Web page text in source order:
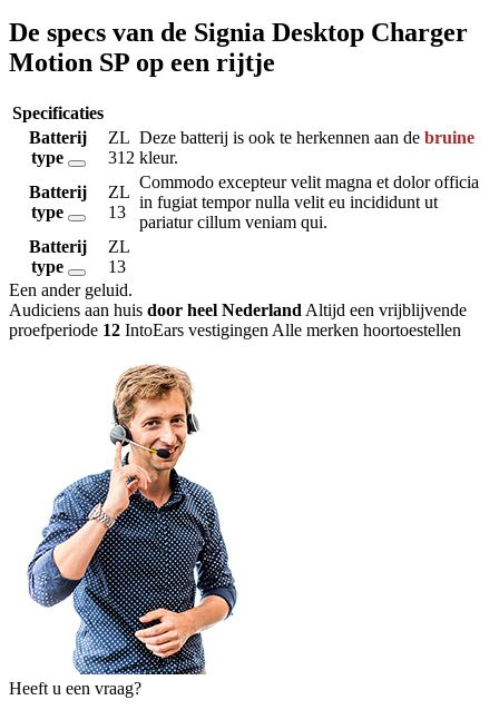
De specs van de Signia Desktop Charger
Motion SP op een rijtje
Specificaties
Batterij
type
ZL
312
Deze batterij is ook te herkennen aan de bruine
kleur.
Batterij
type
ZL
13
Commodo excepteur velit magna et dolor officia
in fugiat tempor nulla velit eu incididunt ut
pariatur cillum veniam qui.
Batterij
type
ZL
13
Een ander geluid.
Audiciens aan huis door heel Nederland Altijd een vrijblijvende
proefperiode 12 IntoEars vestigingen Alle merken hoortoestellen
Heeft u een vraag?